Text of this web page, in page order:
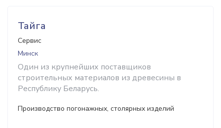
Тайга
Сервис
Минск
Один из крупнейших поставщиков
строительных материалов из древесины в
Республику Беларусь.
Производство погонажных, столярных изделий